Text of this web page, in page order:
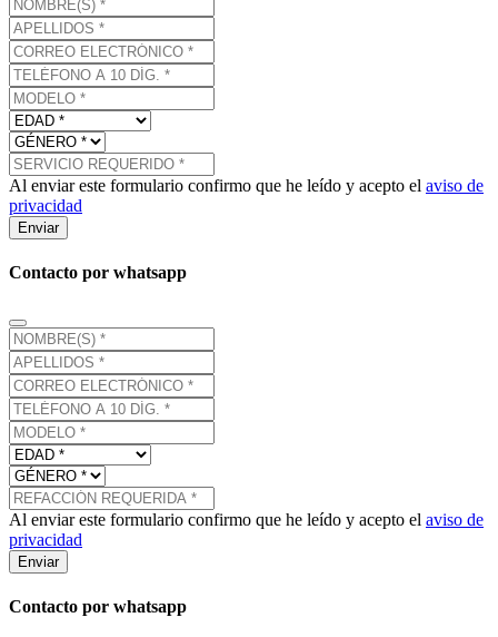
Al enviar este formulario confirmo que he leído y acepto el aviso de
privacidad
Enviar
Contacto por whatsapp
Al enviar este formulario confirmo que he leído y acepto el aviso de
privacidad
Enviar
Contacto por whatsapp